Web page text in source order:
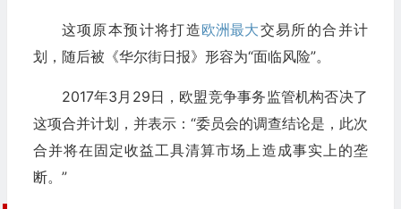
这项原本预计将打造欧洲最大交易所的合并计
划，随后被《华尔街日报》形容为“面临风险”。
2017年3月29日，欧盟竞争事务监管机构否决了
这项合并计划，并表示：“委员会的调查结论是，此次
合并将在固定收益工具清算市场上造成事实上的垄
断。”